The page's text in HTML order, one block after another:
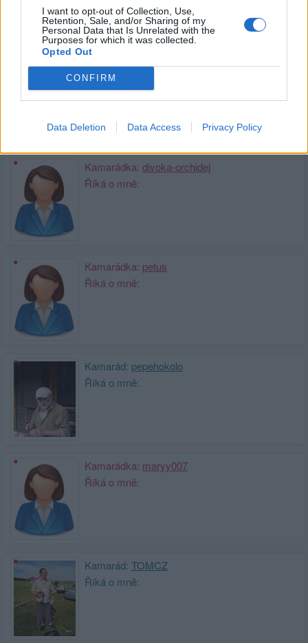
I want to opt-out of Collection, Use,
Retention, Sale, and/or Sharing of my
Personal Data that Is Unrelated with the
Purposes for which it was collected.
Opted Out
CONFIRM
Data Deletion Data Access Privacy Policy
Kamarád:Katra
Říká o mně:
Kamarádka: divoka-orchidej
Říká o mně:
Kamarádka: petus
Říká o mně:
Kamarád: pepehokolo
Říká o mně:
Kamarádka: maryy007
Říká o mně:
Kamarád: TOMCZ
Říká o mně: